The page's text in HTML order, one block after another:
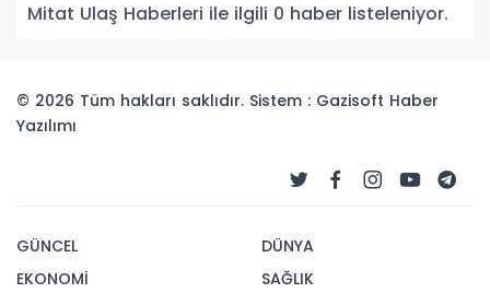
Mitat Ulaş Haberleri ile ilgili 0 haber listeleniyor.
© 2026 Tüm hakları saklıdır. Sistem : Gazisoft Haber
Yazılımı
GÜNCEL
EKONOMİ
DÜNYA
SAĞLIK